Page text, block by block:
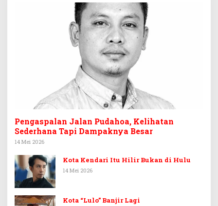
Pengaspalan Jalan Pudahoa, Kelihatan
Sederhana Tapi Dampaknya Besar
14 Mei 2026
Kota Kendari Itu Hilir Bukan di Hulu
14 Mei 2026
Kota “Lulo” Banjir Lagi